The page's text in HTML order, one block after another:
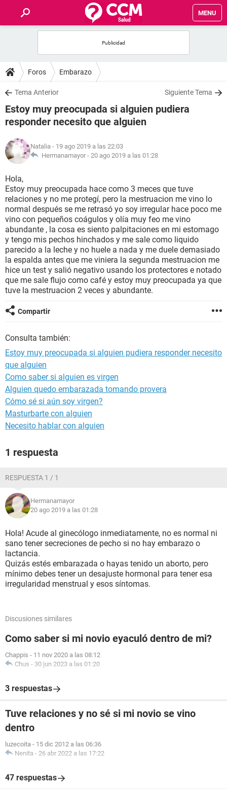
MENU
FOROS
SALUD
FAMILIA
NUTRICIÓN
SEXUALIDAD
GLOSARIO
Foros Embarazo
Tema Anterior Siguiente Tema
Estoy muy preocupada si alguien pudiera
responder necesito que alguien
Natalia - 19 ago 2019 a las 22:03
Hermanamayor - 20 ago 2019 a las 01:28
Hola,
Estoy muy preocupada hace como 3 meces que tuve
relaciones y no me protegí, pero la mestruacion me vino lo
normal después se me retrasó yo soy irregular hace poco me
vino con pequeños coágulos y olía muy feo me vino
abundante , la cosa es siento palpitaciones en mi estomago
y tengo mis pechos hinchados y me sale como liquido
parecido a la leche y no huele a nada y me duele demasiado
la espalda antes que me viniera la segunda mestruacion me
hice un test y salió negativo usando los protectores e notado
que me sale flujo como café y estoy muy preocupada ya que
tuve la mestruacion 2 veces y abundante.
Compartir
Consulta también:
Estoy muy preocupada si alguien pudiera responder necesito
que alguien
Como saber si alguien es virgen
Alguien quedo embarazada tomando provera
Cómo sé si aún soy virgen?
Masturbarte con alguien
Necesito hablar con alguien
1 respuesta
RESPUESTA 1 / 1
Hermanamayor
20 ago 2019 a las 01:28
Hola! Acude al ginecólogo inmediatamente, no es normal ni
sano tener secreciones de pecho si no hay embarazo o
lactancia.
Quizás estés embarazada o hayas tenido un aborto, pero
mínimo debes tener un desajuste hormonal para tener esa
irregularidad menstrual y esos síntomas.
Discusiones similares
Como saber si mi novio eyaculó dentro de mi?
Chappis - 11 nov 2020 a las 08:12
Chus - 30 jun 2023 a las 01:20
3 respuestas
Tuve relaciones y no sé si mi novio se vino
dentro
luzecoita - 15 dic 2012 a las 06:36
Nenita - 26 abr 2022 a las 17:22
47 respuestas